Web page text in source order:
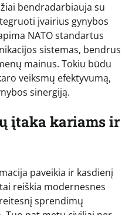
bendradarbiauja su
įvairius gynybos
NATO standartus
sistemas, bendrus
mainus. Tokiu būdu
veiksmų efektyvumą,
sinergiją.
įtaka kariams ir
paveikia ir kasdienį
reiškia modernesnes
sprendimų